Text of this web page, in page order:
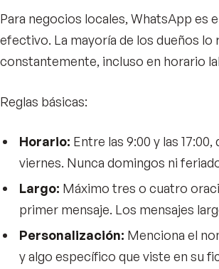
Para negocios locales, WhatsApp es
efectivo. La mayoría de los dueños lo
constantemente, incluso en horario
Reglas básicas:
Horario: Entre las 9:00 y las 17:00,
viernes. Nunca domingos ni
Largo: Máximo tres o cuatro
primer mensaje. Los mensajes
Personalización: Menciona el
y algo específico que viste en su